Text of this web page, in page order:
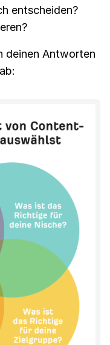
entscheiden?
deinen Antworten